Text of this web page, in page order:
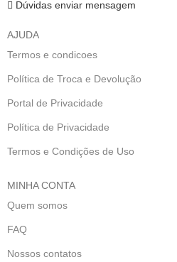
Dúvidas enviar mensagem
AJUDA
Termos e condicoes
Política de Troca e Devolução
Portal de Privacidade
Política de Privacidade
Termos e Condições de Uso
MINHA CONTA
Quem somos
FAQ
Nossos contatos